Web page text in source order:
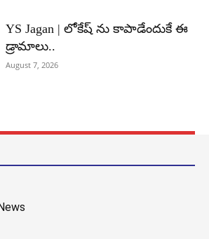
YS Jagan | లోకేష్ ను కాపాడేందుకే ఈ
డ్రామాలు..
August 7, 2026